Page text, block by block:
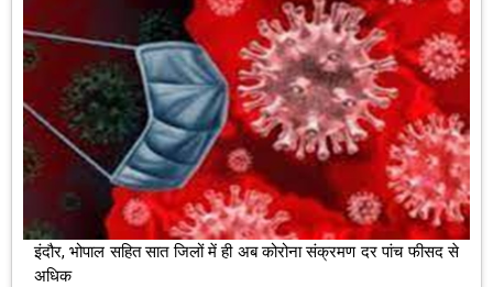
इंदौर, भोपाल सहित सात जिलों में ही अब कोरोना संक्रमण दर पांच फीसद से
अधिक